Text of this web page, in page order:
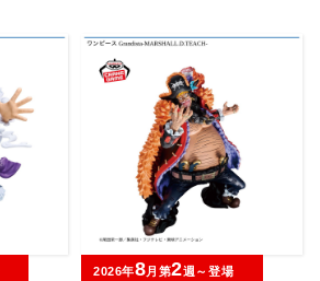
2026年8月第2週～登場